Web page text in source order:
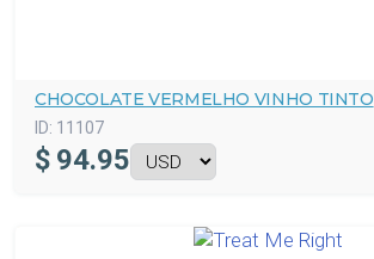
CHOCOLATE VERMELHO VINHO TINTO
ID: 11107
$ 94.95